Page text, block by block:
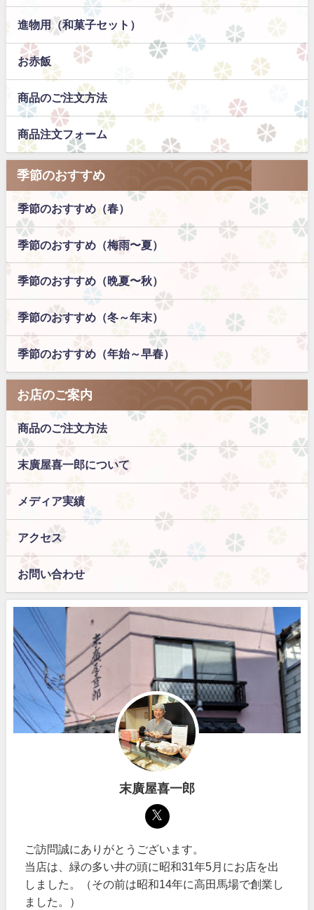
進物用（和菓子セット）
お赤飯
商品のご注文方法
商品注文フォーム
季節のおすすめ
季節のおすすめ（春）
季節のおすすめ（梅雨〜夏）
季節のおすすめ（晩夏〜秋）
季節のおすすめ（冬～年末）
季節のおすすめ（年始～早春）
お店のご案内
商品のご注文方法
末廣屋喜一郎について
メディア実績
アクセス
お問い合わせ
末廣屋喜一郎
ご訪問誠にありがとうございます。
当店は、緑の多い井の頭に昭和31年5月にお店を出
しました。（その前は昭和14年に高田馬場で創業し
ました。）